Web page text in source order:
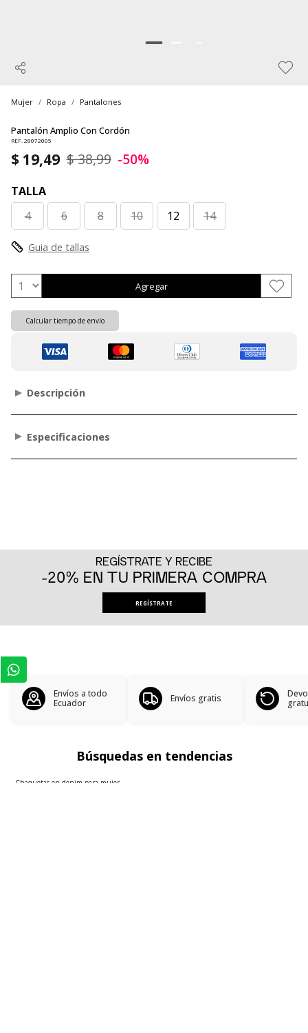
Mujer Ropa Pantalones
Pantalón Amplio Con Cordón
REF. 28072005
$ 19,49 $ 38,99 -50%
TALLA
4
6 8 10 12 14
Guia de tallas
Agregar
Calcular tiempo de envío
Descripción
Especificaciones
REGÍSTRATE Y RECIBE
-20% EN TU PRIMERA COMPRA
REGÍSTRATE
Envíos a todo
Ecuador
Envíos gratis
Búsquedas en tendencias
Chaquetas en denim para mujer